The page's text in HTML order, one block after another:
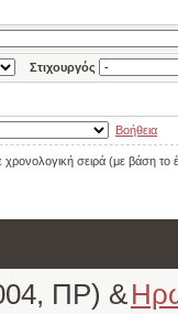
Στιχουργός
Βοήθεια
χρονολογική σειρά (με βάση
ΠΡ) &